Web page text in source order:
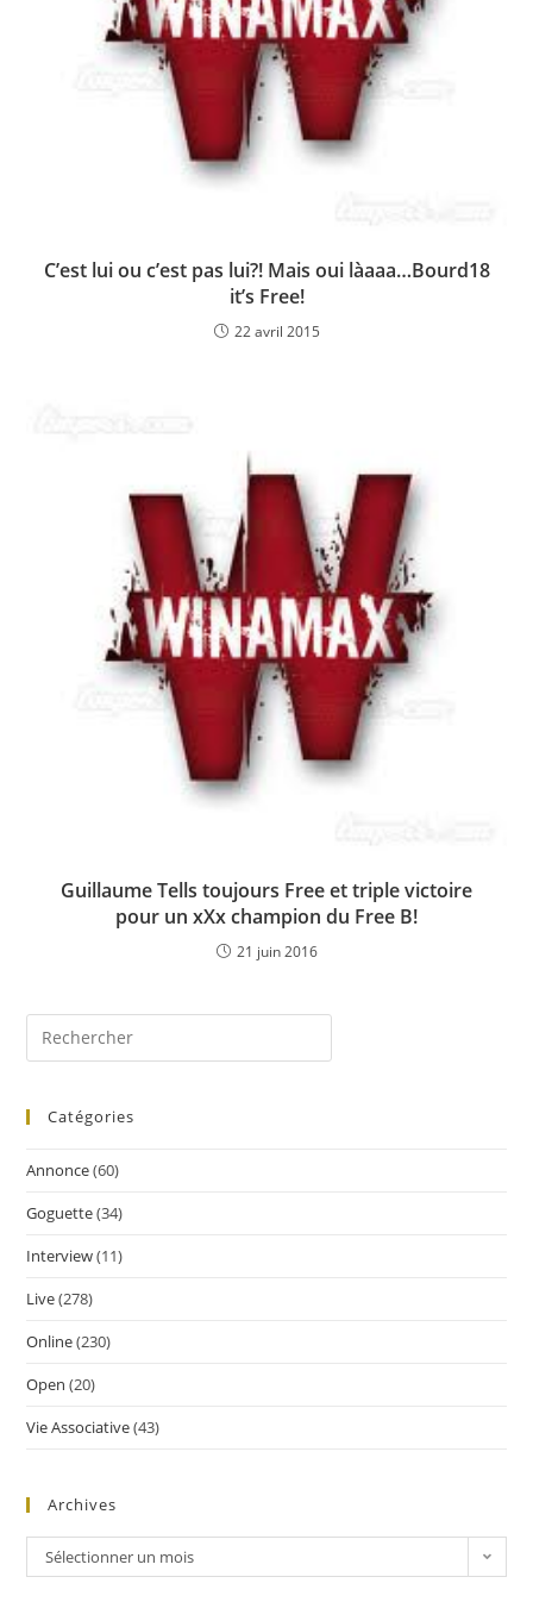
C’est lui ou c’est pas lui?! Mais oui làaaa…Bourd18
it’s Free!
22 avril 2015
Guillaume Tells toujours Free et triple victoire
pour un xXx champion du Free B!
21 juin 2016
Catégories
Annonce(60)
Goguette(34)
Interview(11)
Live(278)
Online(230)
Open (20)
Vie Associative(43)
Archives
Sélectionner un mois